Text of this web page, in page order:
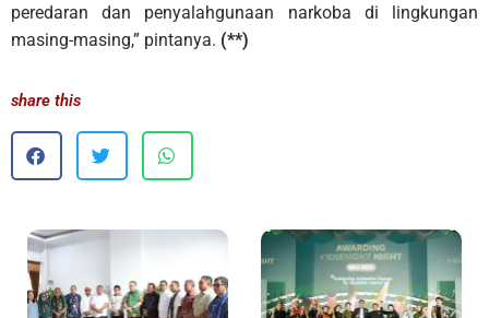
peredaran dan penyalahgunaan narkoba di lingkungan
masing-masing,” pintanya. (**)
share this